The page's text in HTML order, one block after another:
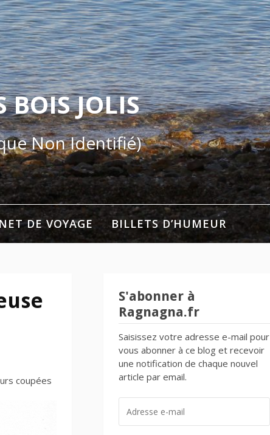
BOIS JOLIS
Non Identifié)
DE VOYAGE BILLETS D’HUMEUR
coupées
S'abonner à
Ragnagna.fr
Saisissez votre adresse e-mail pour
vous abonner à ce blog et recevoir
une notification de chaque nouvel
article par email.
MAIL